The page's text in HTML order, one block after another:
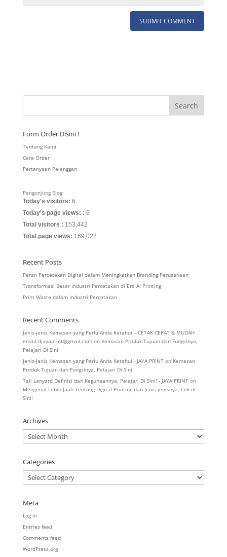
Form Order Disini !
Tentang Kami
Cara Order
Pertanyaan Pelanggan
Pengunjung Blog
Today's visitors: 6
Today's page views: : 6
Total visitors : 153,442
Total page views: 169,022
Recent Posts
Peran Percetakan Digital dalam Meningkatkan Branding Perusahaan
Transformasi Besar Industri Percetakan di Era AI Printing
Print Waste dalam Industri Percetakan
Recent Comments
Jenis-jenis Kemasan yang Perlu Anda Ketahui – CETAK CEPAT & MUDAH
email:djayaprint@gmail.comon Kemasan Produk Tujuan dan Fungsinya,
Pelajari Di Sini!
Jenis-jenis Kemasan yang Perlu Anda Ketahui - JAYA PRINTon Kemasan
Produk Tujuan dan Fungsinya, Pelajari Di Sini!
Tali Lanyard Definisi dan Kegunaannya, Pelajari Di Sini! - JAYA PRINTon
Mengenal Lebih Jauh Tentang Digital Printing dan Jenis-jenisnya, Cek di
Sini!
Archives
Archives
Categories
Categories
Meta
Log in
Entries feed
Comments feed
WordPress.org